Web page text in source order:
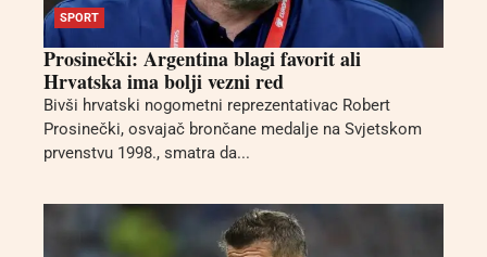
SPORT
Prosinečki: Argentina blagi favorit ali
Hrvatska ima bolji vezni red
Bivši hrvatski nogometni reprezentativac Robert
Prosinečki, osvajač brončane medalje na Svjetskom
prvenstvu 1998., smatra da...